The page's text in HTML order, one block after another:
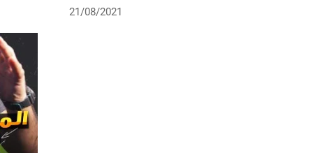
21/08/2021